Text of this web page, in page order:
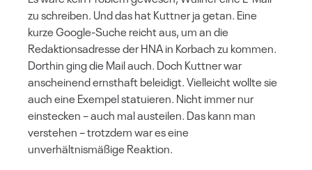
zu schreiben. Und das hat Kuttner ja getan. Eine
kurze Google-Suche reicht aus, um an die
Redaktionsadresse der HNA in Korbach zu kommen.
Dorthin ging die Mail auch. Doch Kuttner war
anscheinend ernsthaft beleidigt. Vielleicht wollte sie
auch eine Exempel statuieren. Nicht immer nur
einstecken – auch mal austeilen. Das kann man
verstehen – trotzdem war es eine
unverhältnismäßige Reaktion.